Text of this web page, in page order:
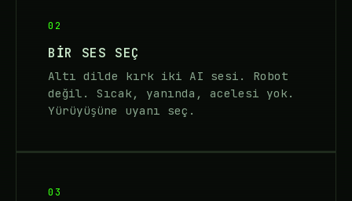
02
BIR SES SEÇ
Altı dilde kırk iki AI sesi. Robot
değil. Sıcak, yanında, acelesi yok.
Yürüyüşüne uyanı seç.
03